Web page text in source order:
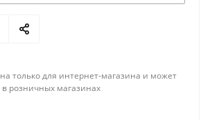
только для интернет-магазина и может
розничных магазинах